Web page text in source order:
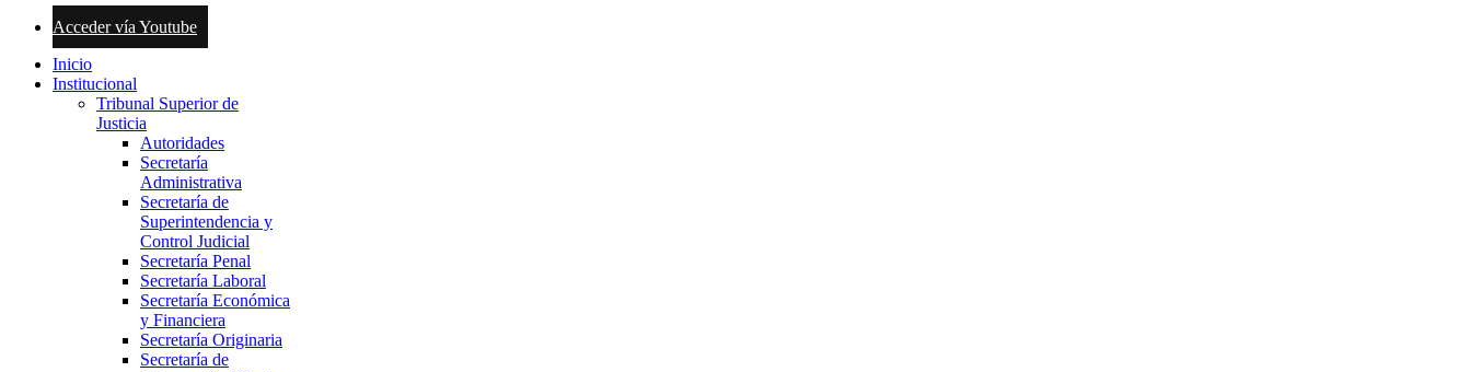
Acceder vía Youtube
Inicio
Institucional
Tribunal Superior de
Justicia
Autoridades
Secretaría
Administrativa
Secretaría de
Superintendencia y
Control Judicial
Secretaría Penal
Secretaría Laboral
Secretaría Económica
y Financiera
Secretaría Originaria
Secretaría de